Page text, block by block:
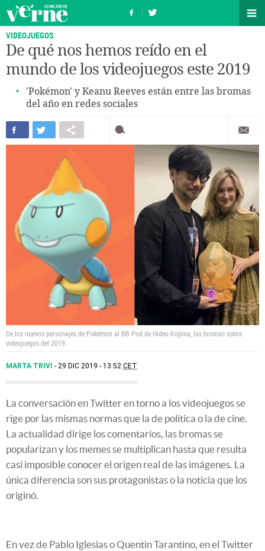
VIDEOJUEGOS
De qué nos hemos reído en el
mundo de los videojuegos este 2019
'Pokémon' y Keanu Reeves están entre las bromas
del año en redes sociales
De los nuevos personajes de Pokémon al BB Pod de Hideo Kojima, las bromas sobre
videojuegos del 2019.
MARTA TRIVI 29 DIC 2019 - 13:52 CET
La conversación en Twitter en torno a los videojuegos se
rige por las mismas normas que la de política o la de cine.
La actualidad dirige los comentarios, las bromas se
popularizan y los memes se multiplican hasta que resulta
casi imposible conocer el origen real de las imágenes. La
única diferencia son sus protagonistas o la noticia que los
originó.
En vez de Pablo Iglesias o Quentin Tarantino, en el Twitter